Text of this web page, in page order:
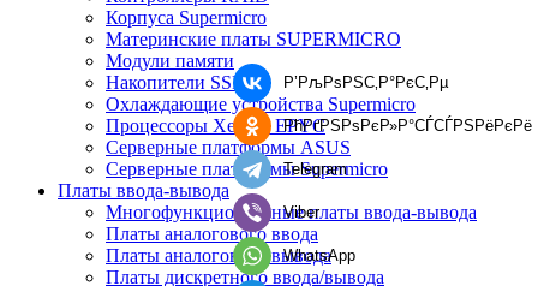
Корпуса Supermicro
Материнские платы SUPERMICRO
Модули памяти
Накопители SSD
Охлаждающие устройства Supermicro
Процессоры Xeon и EPYC
Серверные платформы ASUS
Серверные платформы Supermicro
Платы ввода-вывода
Многофункциональные платы ввода-вывода
Платы аналогового ввода
Платы аналогового вывода
Платы дискретного ввода/вывода
Р’РљРѕРЅС‚Р°РєС‚Рµ
РћРґРЅРѕРєР»Р°СЃСЃРЅРёРєРё
Telegram
Viber
WhatsApp